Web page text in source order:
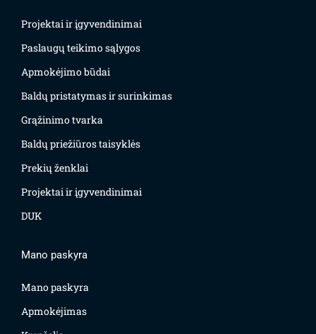
Projektai ir įgyvendinimai
Paslaugų teikimo sąlygos
Apmokėjimo būdai
Baldų pristatymas ir surinkimas
Grąžinimo tvarka
Baldų priežiūros taisyklės
Prekių ženklai
Projektai ir įgyvendinimai
DUK
Mano paskyra
Mano paskyra
Apmokėjimas